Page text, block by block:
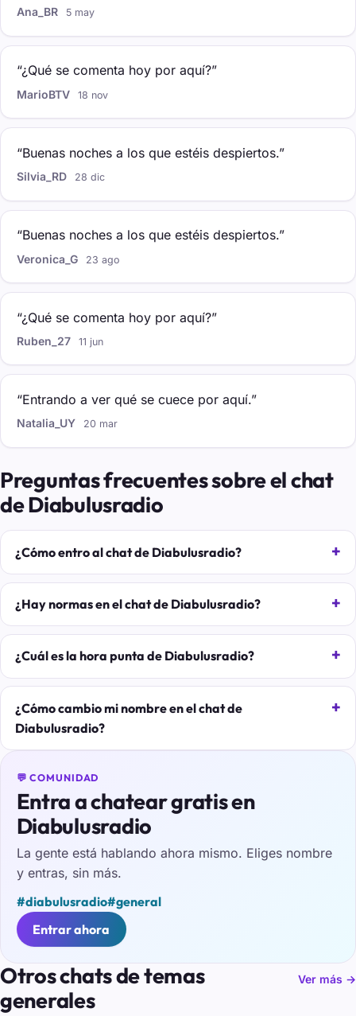
Ana_BR 5 may
“¿Qué se comenta hoy por aquí?”
MarioBTV 18 nov
“Buenas noches a los que estéis despiertos.”
Silvia_RD 28 dic
“Buenas noches a los que estéis despiertos.”
Veronica_G 23 ago
“¿Qué se comenta hoy por aquí?”
Ruben_27 11 jun
“Entrando a ver qué se cuece por aquí.”
Natalia_UY 20 mar
Preguntas frecuentes sobre el chat
de Diabulusradio
¿Cómo entro al chat de Diabulusradio?
¿Hay normas en el chat de Diabulusradio?
¿Cuál es la hora punta de Diabulusradio?
¿Cómo cambio mi nombre en el chat de
Diabulusradio?
💬 COMUNIDAD
Entra a chatear gratis en
Diabulusradio
La gente está hablando ahora mismo. Eliges nombre
y entras, sin más.
#diabulusradio#general
Entrar ahora
Otros chats de temas
generales
Ver más →